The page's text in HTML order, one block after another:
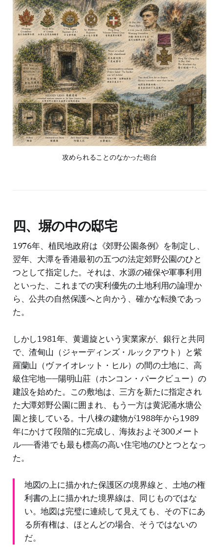
攻められることのなかった砲台
四、塀の中の邸宅
1976年、植民地政府は《郊野公園条例》を制定し、
翌年、大潭を香港最初の五つの法定郊野公園のひと
つとして指定した。それは、水源の確保や軍事利用
といった、これまでの実利優先の土地利用の論理か
ら、公共の自然保護へと向かう、確かな転換であっ
た。
しかし1981年、黄週旋という実業家が、銀行と共同
で、渣甸山（ジャーディンズ・ルックアウト）と紫
羅蘭山（ヴァイオレット・ヒル）の間の土地に、高
級住宅地——陽明山莊（ホンコン・パークビュー）の
建設を始めた。この敷地は、三方を新たに指定され
た大潭郊野公園に囲まれ、もう一方は黄泥涌水塘公
園と接している。十八棟の建物が1988年から1989
年にかけて段階的に完成し、海抜およそ300メート
ル——香港でも最も標高の高い住宅地のひとつとなっ
た。
地図の上に描かれた保護区の境界線と、土地の権
利書の上に描かれた境界線は、同じものではな
い。地図は完璧に連続して見えても、その下にあ
る所有権は、ほとんどの場合、そうではないの
だ。